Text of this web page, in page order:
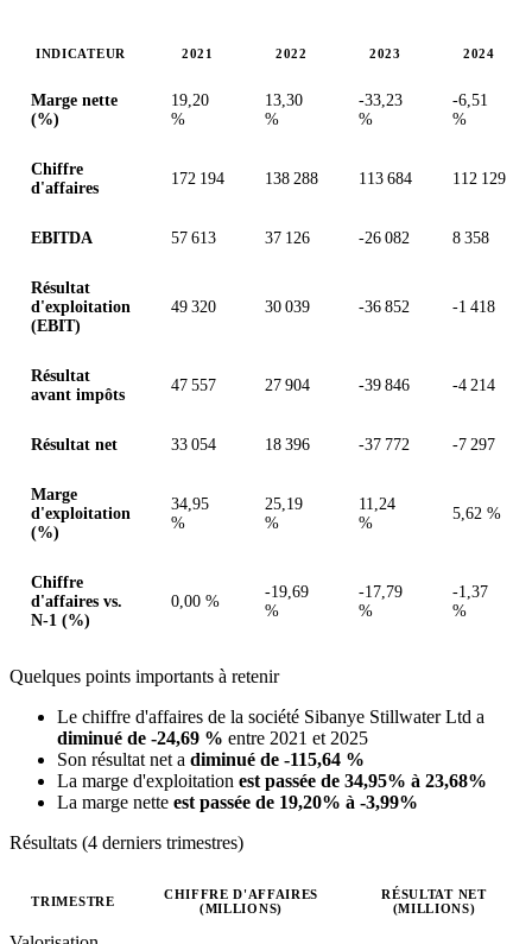
INDICATEUR 2021 2022 2023 2024
Marge nette
(%)
19,20
%
13,30
%
-33,23
%
-6,51
%
Chiffre
d'affaires
172 194 138 288 113 684 112 129
EBITDA 57 613 37 126 -26 082 8 358
Résultat
d'exploitation
(EBIT)
49 320 30 039 -36 852 -1 418
Résultat
avant impôts
47 557 27 904 -39 846 -4 214
Résultat net 33 054 18 396 -37 772 -7 297
Marge
d'exploitation
(%)
34,95
%
25,19
%
11,24
%
5,62 %
Chiffre
d'affaires vs.
N-1 (%)
0,00 %
-19,69
%
-17,79
%
-1,37
%
Quelques points importants à retenir
Le chiffre d'affaires de la société Sibanye Stillwater Ltd a
diminué de -24,69 % entre 2021 et 2025
Son résultat net a diminué de -115,64 %
La marge d'exploitation est passée de 34,95% à 23,68%
La marge nette est passée de 19,20% à -3,99%
Résultats (4 derniers trimestres)
Valeurs trimestrielles en millions (ZAC)
TRIMESTRE
CHIFFRE D'AFFAIRES
(MILLIONS)
RÉSULTAT NET
(MILLIONS)